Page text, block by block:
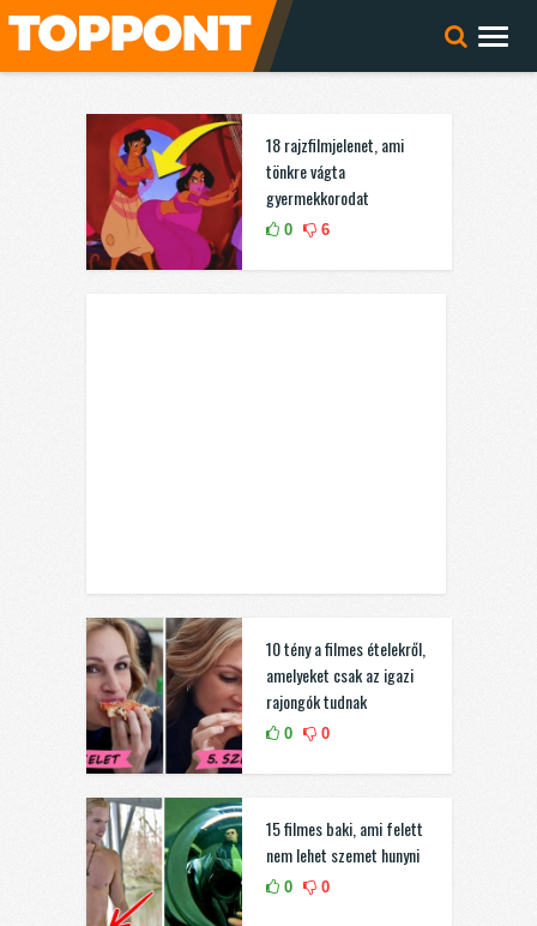
18 rajzfilmjelenet, ami
tönkre vágta
gyermekkorodat
0 6
10 tény a filmes ételekről,
amelyeket csak az igazi
rajongók tudnak
0 0
15 filmes baki, ami felett
nem lehet szemet hunyni
0 0